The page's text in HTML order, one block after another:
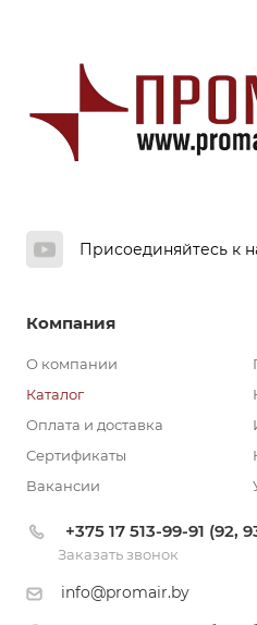
Присоединяйтесь к
Компания
О компании
Каталог
Оплата и доставка
Сертификаты
Вакансии
+375 17 513-99-91 (92,
Заказать звонок
info@promair.by